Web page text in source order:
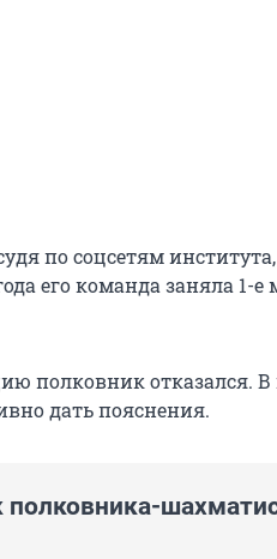
по соцсетям
его команда заняла 1-е
полковник отказался. В
дать пояснения.
полковника-